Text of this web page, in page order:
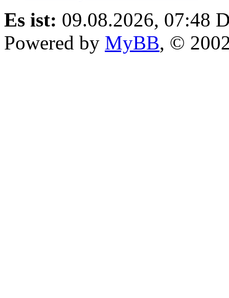
Es ist: 09.08.2026, 07:48
Powered by MyBB, ©